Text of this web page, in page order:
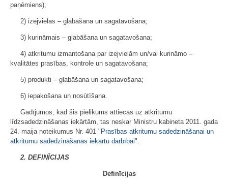
paņēmiens);
2) izejvielas – glabāšana un sagatavošana;
3) kurināmais – glabāšana un sagatavošana;
4) atkritumu izmantošana par izejvielām un/vai kurināmo –
kvalitātes prasības, kontrole un sagatavošana;
5) produkti – glabāšana un sagatavošana;
6) iepakošana un nosūtīšana.
Gadījumos, kad šis pielikums attiecas uz atkritumu
līdzsadedzināšanas iekārtām, tas neskar Ministru kabineta 2011. gada
24. maija noteikumus Nr. 401 " Prasības atkritumu sadedzināšanai un
atkritumu sadedzināšanas iekārtu darbībai".
2. DEFINĪCIJAS
Definīcijas